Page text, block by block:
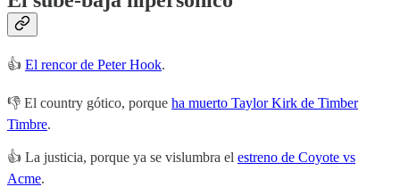
👍 El rencor de Peter Hook.
👎 El country gótico, porque ha muerto Taylor Kirk de Timber
Timbre.
👍 La justicia, porque ya se vislumbra el estreno de Coyote vs
Acme.